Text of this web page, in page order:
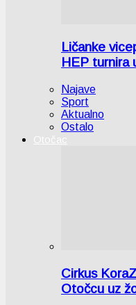
Ličanke
HEP turnira
Najave
Sport
Aktualno
Ostalo
Otočac
Cirkus
Otočcu uz